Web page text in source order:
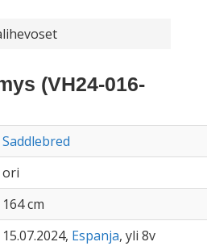
(VH24-016-
Saddlebred
ori
164 cm
15.07.2024, Espanja, yli 8v